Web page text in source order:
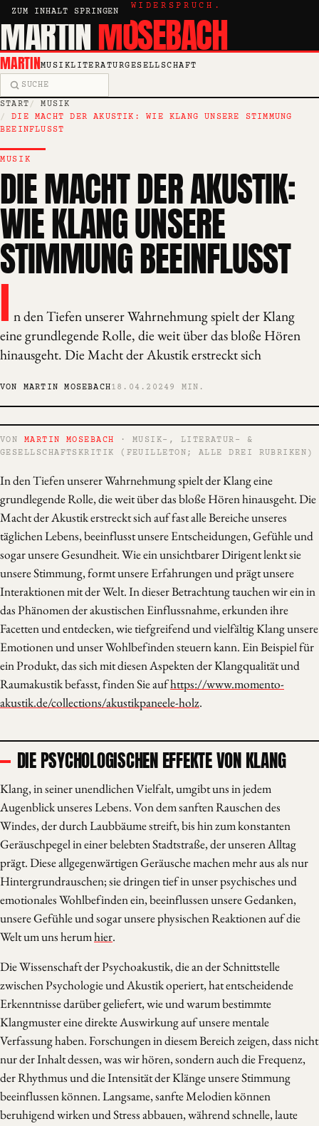
ZUM INHALT SPRINGEN
KRITIK, ESSAY, WIDERSPRUCH.
MARTINMOSEBACH
MARTINMUSIKLITERATURGESELLSCHAFT
Suche
START
MUSIK
DIE MACHT DER AKUSTIK: WIE KLANG UNSERE STIMMUNG
BEEINFLUSST
MUSIK
DIE MACHT DER AKUSTIK:
WIE KLANG UNSERE
STIMMUNG BEEINFLUSST
I n den Tiefen unserer Wahrnehmung spielt der Klang
eine grundlegende Rolle, die weit über das bloße Hören
hinausgeht. Die Macht der Akustik erstreckt sich
VON MARTIN MOSEBACH18.04.2024 9 MIN.
VON MARTIN MOSEBACH
· MUSIK-, LITERATUR- &
GESELLSCHAFTSKRITIK (FEUILLETON; ALLE DREI RUBRIKEN)
In den Tiefen unserer Wahrnehmung spielt der Klang eine
grundlegende Rolle, die weit über das bloße Hören hinausgeht. Die
Macht der Akustik erstreckt sich auf fast alle Bereiche unseres
täglichen Lebens, beeinflusst unsere Entscheidungen, Gefühle und
sogar unsere Gesundheit. Wie ein unsichtbarer Dirigent lenkt sie
unsere Stimmung, formt unsere Erfahrungen und prägt unsere
Interaktionen mit der Welt. In dieser Betrachtung tauchen wir ein in
das Phänomen der akustischen Einflussnahme, erkunden ihre
Facetten und entdecken, wie tiefgreifend und vielfältig Klang unsere
Emotionen und unser Wohlbefinden steuern kann. Ein Beispiel für
ein Produkt, das sich mit diesen Aspekten der Klangqualität und
Raumakustik befasst, finden Sie aufhttps://www.momento-
akustik.de/collections/akustikpaneele-holz.
DIE PSYCHOLOGISCHEN EFFEKTE VON KLANG
Klang, in seiner unendlichen Vielfalt, umgibt uns in jedem
Augenblick unseres Lebens. Von dem sanften Rauschen des
Windes, der durch Laubbäume streift, bis hin zum konstanten
Geräuschpegel in einer belebten Stadtstraße, der unseren Alltag
prägt. Diese allgegenwärtigen Geräusche machen mehr aus als nur
Hintergrundrauschen; sie dringen tief in unser psychisches und
emotionales Wohlbefinden ein, beeinflussen unsere Gedanken,
unsere Gefühle und sogar unsere physischen Reaktionen auf die
Welt um uns herumhier.
Die Wissenschaft der Psychoakustik, die an der Schnittstelle
zwischen Psychologie und Akustik operiert, hat entscheidende
Erkenntnisse darüber geliefert, wie und warum bestimmte
Klangmuster eine direkte Auswirkung auf unsere mentale
Verfassung haben. Forschungen in diesem Bereich zeigen, dass nicht
nur der Inhalt dessen, was wir hören, sondern auch die Frequenz,
der Rhythmus und die Intensität der Klänge unsere Stimmung
beeinflussen können. Langsame, sanfte Melodien können
beruhigend wirken und Stress abbauen, während schnelle, laute